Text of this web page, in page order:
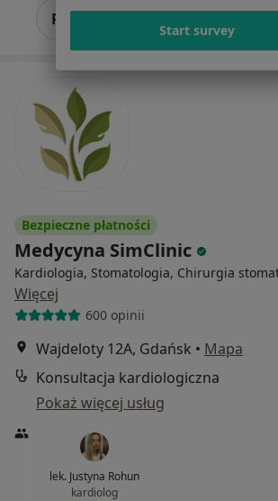
Poproś o wizytę
Bezpieczne płatności
Medycyna SimClinic
Kardiologia, Stomatologia, Chirurgia
Więcej
600 opinii
Wajdeloty 12A, Gdańsk • Mapa
Konsultacja kardiologiczna
Pokaż więcej usług
lek. Justyna Rohun
kardiolog
Start survey